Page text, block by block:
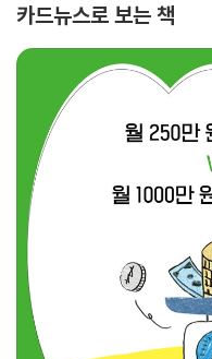
카드뉴스로 보는 책